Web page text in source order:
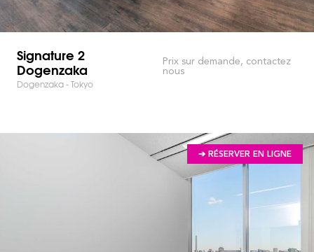
Signature 2
Dogenzaka
Dogenzaka - Tokyo
Prix sur demande, contactez
nous
➔ RÉSERVER EN LIGNE